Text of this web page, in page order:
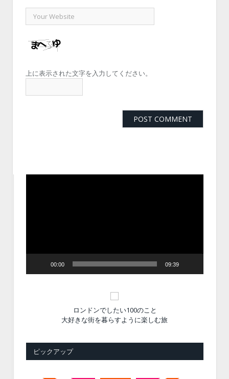
上に表示された文字を入力してください。
00:00 09:39
ロンドンでしたい100のこと
大好きな街を暮らすように楽しむ旅
ピックアップ